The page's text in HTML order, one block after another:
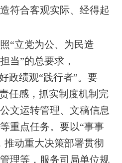
符合客观实际、经得起
“立党为公、为民造
当”的总要求，
政绩观“践行者”。要
任感，抓实制度机制完
文运转管理、文稿信息
重点任务。要以“事事
推动重大决策部署贯彻
理等，服务司局单位规